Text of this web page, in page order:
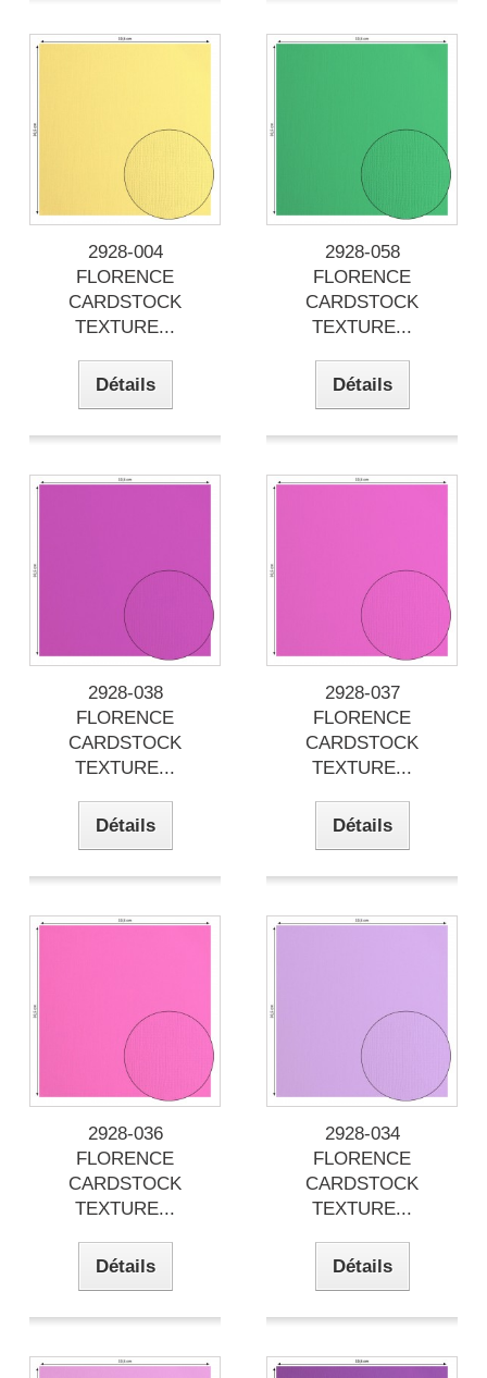
2928-004
FLORENCE
CARDSTOCK
TEXTURE...
Détails
2928-058
FLORENCE
CARDSTOCK
TEXTURE...
Détails
2928-038
FLORENCE
CARDSTOCK
TEXTURE...
Détails
2928-037
FLORENCE
CARDSTOCK
TEXTURE...
Détails
2928-036
FLORENCE
CARDSTOCK
TEXTURE...
Détails
2928-034
FLORENCE
CARDSTOCK
TEXTURE...
Détails